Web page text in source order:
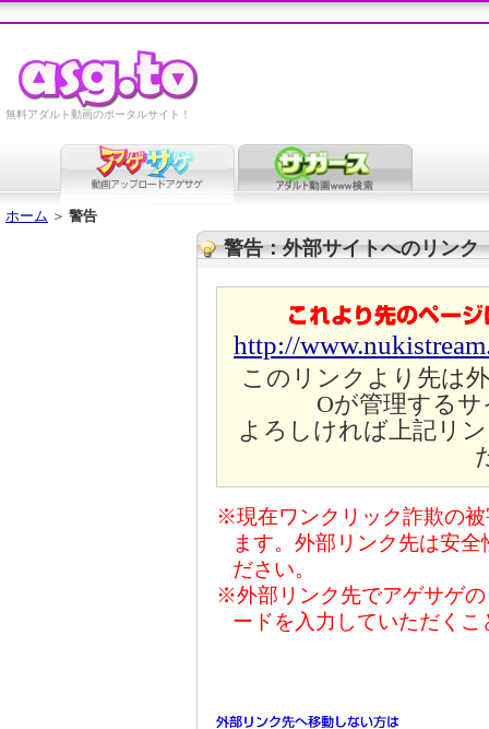
無料アダルト動画のポータルサイト！
ホーム ＞ 警告
警告：外部サイトへのリンク
http://
このリンクより先は
Oが管理する
よろしければ上記リ
※現在ワンクリック詐欺の
ます。外部リンク先は安
ださい。
※外部リンク先でアゲサゲ
ードを入力していただく